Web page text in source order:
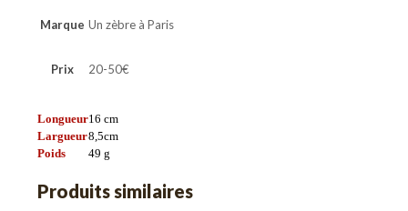
Marque Un zèbre à Paris
Prix 20-50€
Longueur16 cm
Largueur8,5cm
Poids
49 g
Produits similaires